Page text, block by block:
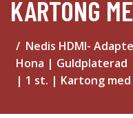
KARTONG
Nedis HDMI-
Hona | Guldplaterad
| 1 st. | Kartong